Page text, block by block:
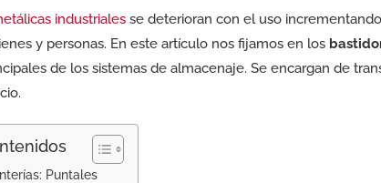
industriales se deterioran con el uso
y personas. En este artículo nos fijamos en los
de los sistemas de almacenaje. Se encargan de
Puntales